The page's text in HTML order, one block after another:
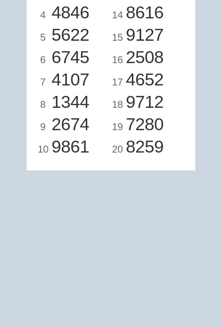
4 4846
5 5622
6 6745
7 4107
8 1344
9 2674
10 9861
14 8616
15 9127
16 2508
17 4652
18 9712
19 7280
20 8259